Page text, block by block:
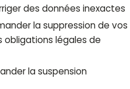
des données inexactes
la suppression de vos
obligations légales de
la suspension